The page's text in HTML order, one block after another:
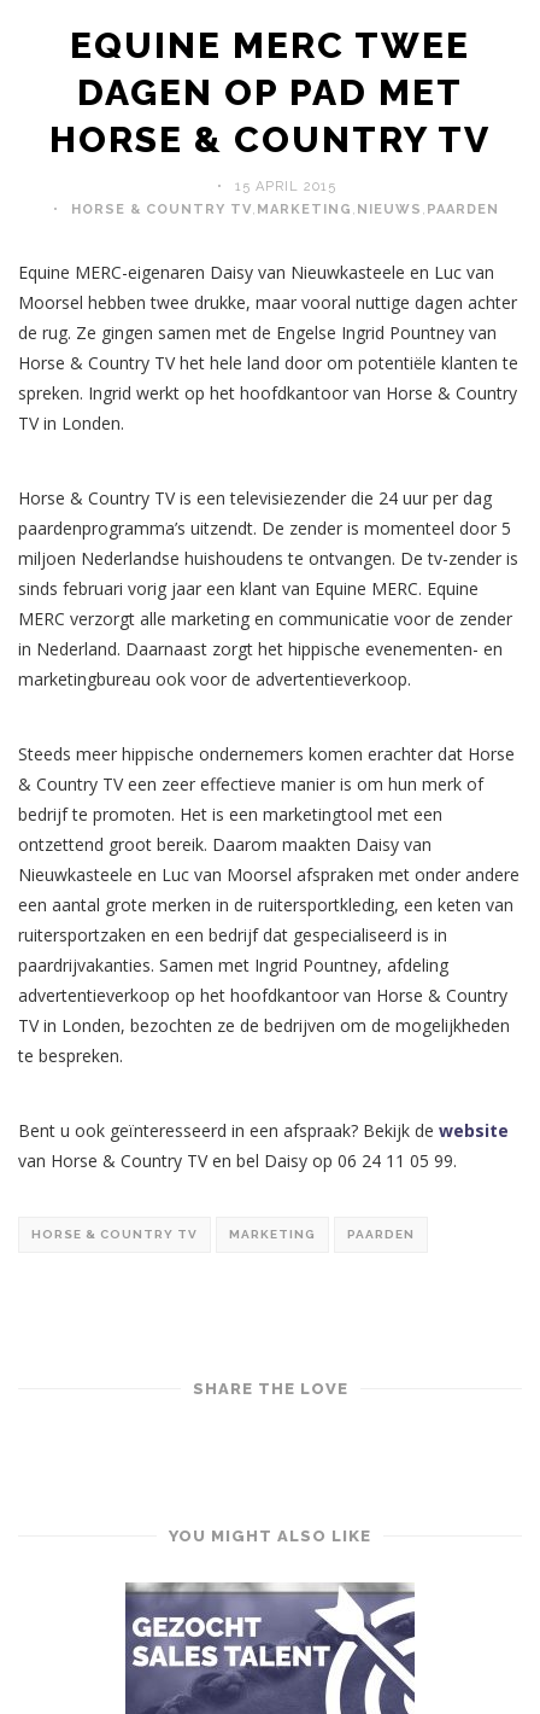
EQUINE MERC TWEE
DAGEN OP PAD MET
HORSE & COUNTRY TV
15 APRIL 2015
HORSE & COUNTRY TV MARKETING NIEUWS PAARDEN
Equine MERC-eigenaren Daisy van Nieuwkasteele en Luc van
Moorsel hebben twee drukke, maar vooral nuttige dagen achter
de rug. Ze gingen samen met de Engelse Ingrid Pountney van
Horse & Country TV het hele land door om potentiële klanten te
spreken. Ingrid werkt op het hoofdkantoor van Horse & Country
TV in Londen.
Horse & Country TV is een televisiezender die 24 uur per dag
paardenprogramma’s uitzendt. De zender is momenteel door 5
miljoen Nederlandse huishoudens te ontvangen. De tv-zender is
sinds februari vorig jaar een klant van Equine MERC. Equine
MERC verzorgt alle marketing en communicatie voor de zender
in Nederland. Daarnaast zorgt het hippische evenementen- en
marketingbureau ook voor de advertentieverkoop.
Steeds meer hippische ondernemers komen erachter dat Horse
& Country TV een zeer effectieve manier is om hun merk of
bedrijf te promoten. Het is een marketingtool met een
ontzettend groot bereik. Daarom maakten Daisy van
Nieuwkasteele en Luc van Moorsel afspraken met onder andere
een aantal grote merken in de ruitersportkleding, een keten van
ruitersportzaken en een bedrijf dat gespecialiseerd is in
paardrijvakanties. Samen met Ingrid Pountney, afdeling
advertentieverkoop op het hoofdkantoor van Horse & Country
TV in Londen, bezochten ze de bedrijven om de mogelijkheden
te bespreken.
Bent u ook geïnteresseerd in een afspraak? Bekijk de website
van Horse & Country TV en bel Daisy op 06 24 11 05 99.
HORSE & COUNTRY TV MARKETING PAARDEN
SHARE THE LOVE
YOU MIGHT ALSO LIKE